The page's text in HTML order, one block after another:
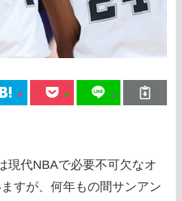
現代NBAで必要不可欠なオ
すが、何年もの間サンアン